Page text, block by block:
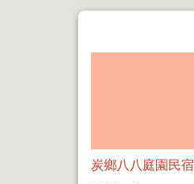
炭鄉八八庭園民宿